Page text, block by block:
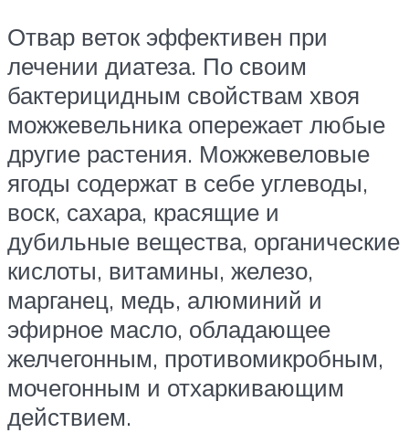
Отвар веток эффективен при
лечении диатеза. По своим
бактерицидным свойствам хвоя
можжевельника опережает любые
другие растения. Можжевеловые
ягоды содержат в себе углеводы,
воск, сахара, красящие и
дубильные вещества, органические
кислоты, витамины, железо,
марганец, медь, алюминий и
эфирное масло, обладающее
желчегонным, противомикробным,
мочегонным и отхаркивающим
действием.